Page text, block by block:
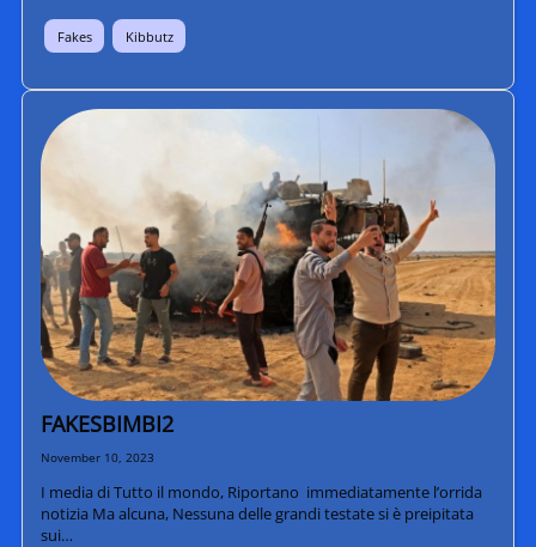
Fakes Kibbutz
FAKESBIMBI2
November 10, 2023
I media di Tutto il mondo, Riportano immediatamente l’orrida
notizia Ma alcuna, Nessuna delle grandi testate si è preipitata
sui…